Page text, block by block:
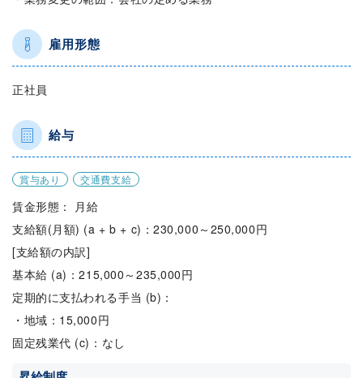
雇用形態
正社員
給与
賞与あり 交通費支給
賃金形態： 月給
支給額(月額) (a + b + c)：230,000～250,000円
[支給額の内訳]
基本給 (a)：215,000～235,000円
定期的に支払われる手当 (b)：
・地域：15,000円
固定残業代 (c)：なし